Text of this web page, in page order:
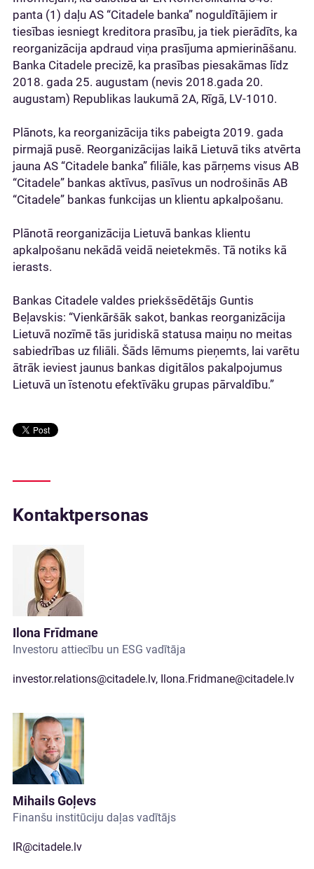
panta (1) daļu AS “Citadele banka” noguldītājiem ir
tiesības iesniegt kreditora prasību, ja tiek pierādīts, ka
reorganizācija apdraud viņa prasījuma apmierināšanu.
Banka Citadele precizē, ka prasības piesakāmas līdz
2018. gada 25. augustam (nevis 2018.gada 20.
augustam) Republikas laukumā 2A, Rīgā, LV-1010.
Plānots, ka reorganizācija tiks pabeigta 2019. gada
pirmajā pusē. Reorganizācijas laikā Lietuvā tiks atvērta
jauna AS “Citadele banka” filiāle, kas pārņems visus AB
“Citadele” bankas aktīvus, pasīvus un nodrošinās AB
“Citadele” bankas funkcijas un klientu apkalpošanu.
Plānotā reorganizācija Lietuvā bankas klientu
apkalpošanu nekādā veidā neietekmēs. Tā notiks kā
ierasts.
Bankas Citadele valdes priekšsēdētājs Guntis
Beļavskis: “Vienkāršāk sakot, bankas reorganizācija
Lietuvā nozīmē tās juridiskā statusa maiņu no meitas
sabiedrības uz filiāli. Šāds lēmums pieņemts, lai varētu
ātrāk ieviest jaunus bankas digitālos pakalpojumus
Lietuvā un īstenotu efektīvāku grupas pārvaldību.”
Kontaktpersonas
Ilona Frīdmane
Investoru attiecību un ESG vadītāja
investor.relations@citadele.lv, Ilona.Fridmane@citadele.lv
Mihails Goļevs
Finanšu institūciju daļas vadītājs
IR@citadele.lv